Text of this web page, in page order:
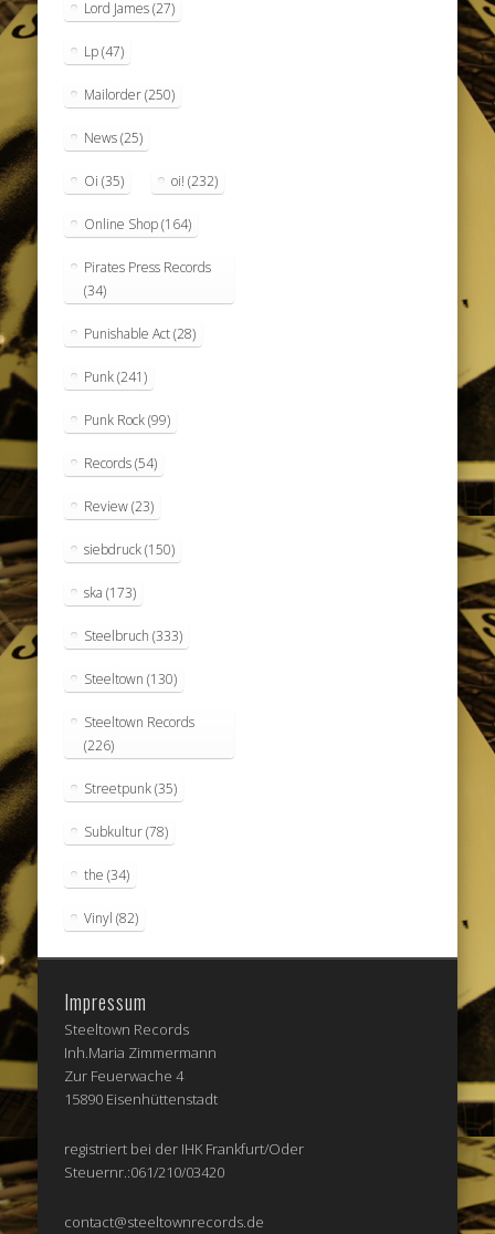
Lord James(27)
Lp(47)
Mailorder(250)
News(25)
Oi (35) oi! (232)
Online Shop(164)
Pirates Press Records
(34)
Punishable Act(28)
Punk(241)
Punk Rock(99)
Records(54)
Review(23)
siebdruck(150)
ska (173)
Steelbruch (333)
Steeltown (130)
Steeltown Records
(226)
Streetpunk(35)
Subkultur(78)
the (34)
Vinyl (82)
Impressum
Steeltown Records
Inh.Maria Zimmermann
Zur Feuerwache 4
15890 Eisenhüttenstadt
registriert bei der IHK Frankfurt/Oder
Steuernr.:061/210/03420
contact@steeltownrecords.de